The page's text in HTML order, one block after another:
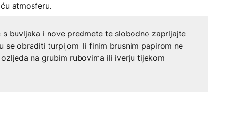
atmosferu.
buvljaka i nove predmete te slobodno zaprljajte
se obraditi turpijom ili finim brusnim papirom ne
na grubim rubovima ili iverju tijekom